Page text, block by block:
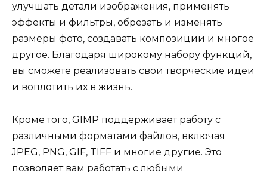
улучшать детали изображения, применять
эффекты и фильтры, обрезать и изменять
размеры фото, создавать композиции и многое
другое. Благодаря широкому набору функций,
вы сможете реализовать свои творческие идеи
и воплотить их в жизнь.
Кроме того, GIMP поддерживает работу с
различными форматами файлов, включая
JPEG, PNG, GIF, TIFF и многие другие. Это
позволяет вам работать с любыми